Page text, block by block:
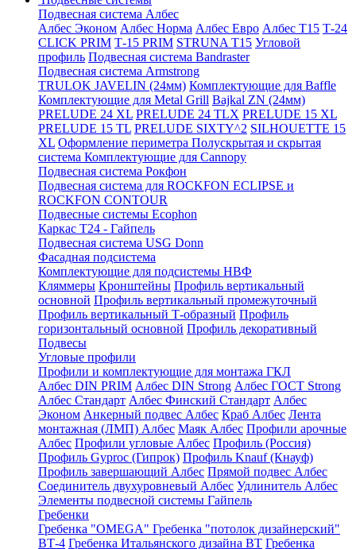
Подвесная система Албес
Албес Эконом Албес Норма Албес Евро Албес T15 Т-24
CLICK PRIM Т-15 PRIM STRUNA Т15 Угловой
профиль Подвесная система Bandraster
Подвесная система Armstrong
TRULOK JAVELIN (24мм) Комплектующие для Baffle
Комплектующие для Metal Grill Bajkal ZN (24мм)
PRELUDE 24 XL PRELUDE 24 TLX PRELUDE 15 XL
PRELUDE 15 TL PRELUDE SIXTY^2 SILHOUETTE 15
XL Оформление периметра Полускрытая и скрытая
система Комплектующие для Cannopy
Подвесная система Рокфон
Подвесная система для ROCKFON ECLIPSE и
ROCKFON CONTOUR
Подвесные системы Ecophon
Каркас Т24 - Гайпель
Подвесная система USG Donn
Фасадная подсистема
Комплектующие для подсистемы НВФ
Кляммеры Кронштейны Профиль вертикальный
основной Профиль вертикальный промежуточный
Профиль вертикальный Т-образный Профиль
горизонтальный основной Профиль декоративный
Подвесы
Угловые профили
Профили и комплектующие для монтажа ГКЛ
Албес DIN PRIM Албес DIN Strong Албес ГОСТ Strong
Албес Стандарт Албес Финский Стандарт Албес
Эконом Анкерный подвес Албес Краб Албес Лента
монтажная (ЛМП) Албес Маяк Албес Профили арочные
Албес Профили угловые Албес Профиль (Россия)
Профиль Gyproc (Гипрок) Профиль Knauf (Кнауф)
Профиль завершающий Албес Прямой подвес Албес
Соединитель двухуровневый Албес Удлинитель Албес
Элементы подвесной системы Гайпель
Гребенки
Гребенка "OMEGA" Гребенка "потолок дизайнерский"
ВТ-4 Гребенка Итальянского дизайна BT Гребенка